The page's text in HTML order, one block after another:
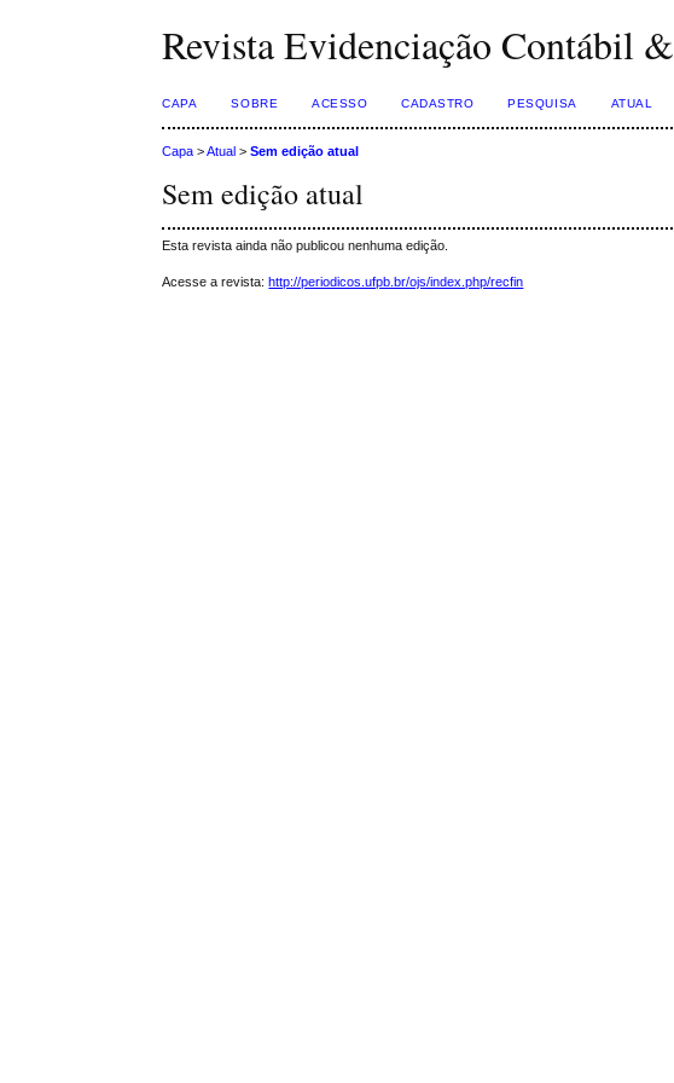
Revista Evidenciação Contábil
CAPA SOBRE ACESSO CADASTRO PESQUISA ATUAL
Capa >Atual >Sem edição atual
Sem edição atual
Esta revista ainda não publicou nenhuma edição.
Acesse a revista:http://periodicos.ufpb.br/ojs/index.php/recfin